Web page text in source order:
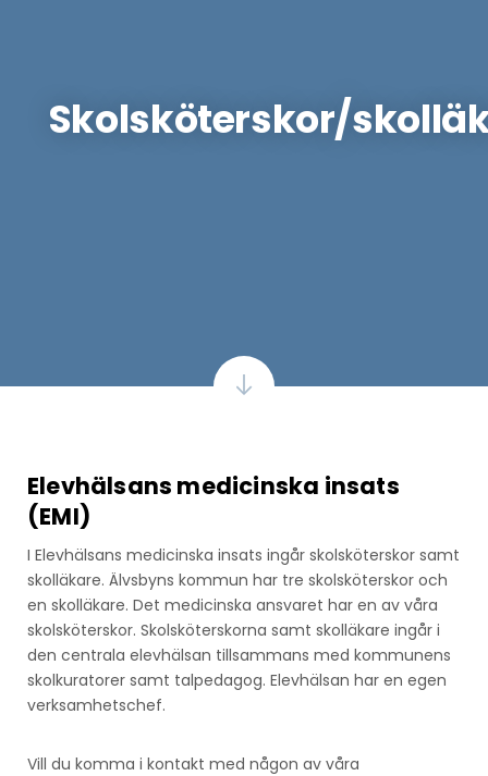
Skolsköterskor/
Elevhälsans medicinska insats
(EMI)
I Elevhälsans medicinska insats ingår skolsköterskor samt
skolläkare. Älvsbyns kommun har tre skolsköterskor och
en skolläkare. Det medicinska ansvaret har en av våra
skolsköterskor. Skolsköterskorna samt skolläkare ingår i
den centrala elevhälsan tillsammans med kommunens
skolkuratorer samt talpedagog. Elevhälsan har en egen
verksamhetschef.
Vill du komma i kontakt med någon av våra